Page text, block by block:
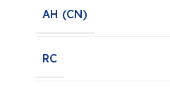
AH (CN)
RC